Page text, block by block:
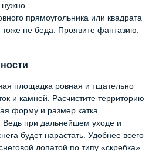
прямоугольника или квадрата
тоже не беда. Проявите фантазию.
площадка ровная и тщательно
и камней. Расчистите территорию
форму и размер катка.
при дальнейшем уходе и
будет нарастать. Удобнее всего
лопатой по типу «скребка».